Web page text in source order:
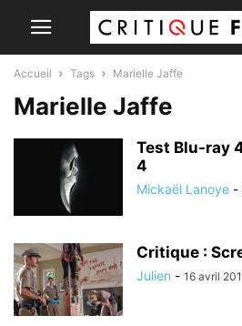
Accueil Tags Marielle Jaffe
Marielle Jaffe
Test Blu-ray
4
Mickaël Lanoye -
Critique :
Julien - 16 avril